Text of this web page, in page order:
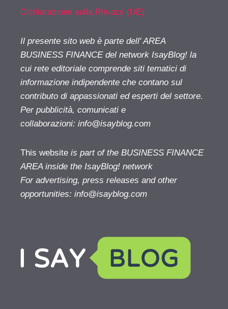
Dichiarazione sulla Privacy (UE)
Il presente sito web è parte dell' AREA
BUSINESS FINANCE del network IsayBlog! la
cui rete editoriale comprende siti tematici di
informazione indipendente che contano sul
contributo di appassionati ed esperti del settore.
Per pubblicità, comunicati e
collaborazioni: info@isayblog.com
This website is part of the BUSINESS FINANCE
AREA inside the IsayBlog! network
For advertising, press releases and other
opportunities: info@isayblog.com